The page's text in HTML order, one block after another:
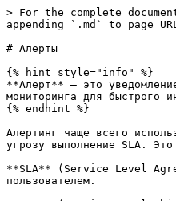
> For the complete
appending `.md` to page
# Алерты
{% hint style="info" %}
**Алерт** — это
мониторинга для быстрого
{% endhint %}
Алертинг чаще всего
угрозу выполнение SLA.
**SLA** (Service Level
пользователем.